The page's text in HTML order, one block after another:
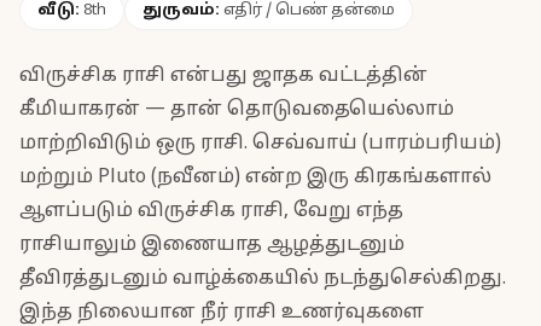
வீடு: 8th துருவம்: எதிர் / பெண் தன்மை
விருச்சிக ராசி என்பது ஜாதக வட்டத்தின்
கீமியாகரன் — தான் தொடுவதையெல்லாம்
மாற்றிவிடும் ஒரு ராசி. செவ்வாய் (பாரம்பரியம்)
மற்றும் Pluto (நவீனம்) என்ற இரு கிரகங்களால்
ஆளப்படும் விருச்சிக ராசி, வேறு எந்த
ராசியாலும் இணையாத ஆழத்துடனும்
தீவிரத்துடனும் வாழ்க்கையில் நடந்துசெல்கிறது.
இந்த நிலையான நீர் ராசி உணர்வுகளை